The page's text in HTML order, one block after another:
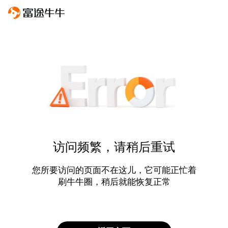
访问频繁，请稍后重试
您所要访问的页面不在这儿，它可能正忙着
刷牛牛圈，稍后就能恢复正常